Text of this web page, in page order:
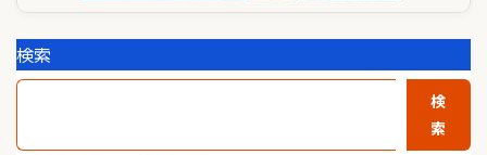
検索
検
索